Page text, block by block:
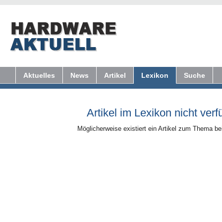
Aktuelles News Artikel Lexikon Suche
Artikel im Lexikon nicht
Möglicherweise existiert ein Artikel zum Thema